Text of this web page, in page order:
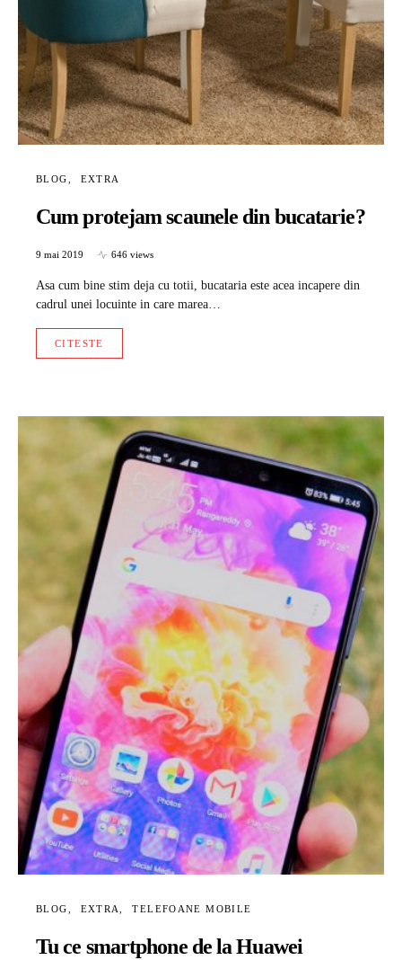
BLOG EXTRA
Cum protejam scaunele din bucatarie?
9 mai 2019 646 views
Asa cum bine stim deja cu totii, bucataria este acea incapere din
cadrul unei locuinte in care marea…
CITESTE
BLOG EXTRA TELEFOANE MOBILE
Tu ce smartphone de la Huawei